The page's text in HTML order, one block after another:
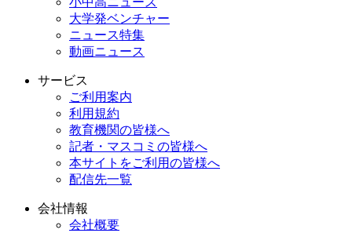
大学発ベンチャー
ニュース特集
動画ニュース
サービス
ご利用案内
利用規約
教育機関の皆様へ
記者・マスコミの皆様へ
本サイトをご利用の皆様へ
配信先一覧
会社情報
会社概要